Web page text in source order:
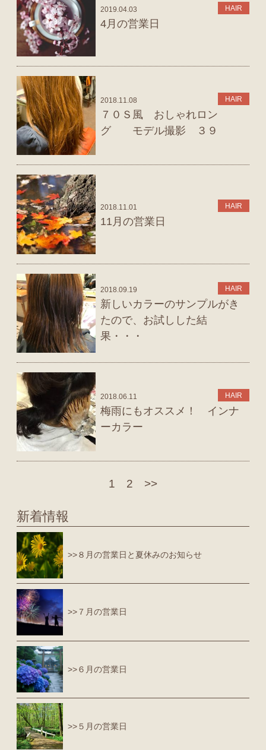
2019.04.03 HAIR
4月の営業日
2018.11.08 HAIR
７０Ｓ風 おしゃれロン
グ モデル撮影 ３９
2018.11.01 HAIR
11月の営業日
2018.09.19 HAIR
新しいカラーのサンプルがき
たので、お試しした結
果・・・
2018.06.11 HAIR
梅雨にもオススメ！ インナ
ーカラー
1 2 >>
新着情報
>>８月の営業日と夏休みのお知らせ
>>７月の営業日
>>６月の営業日
>>５月の営業日